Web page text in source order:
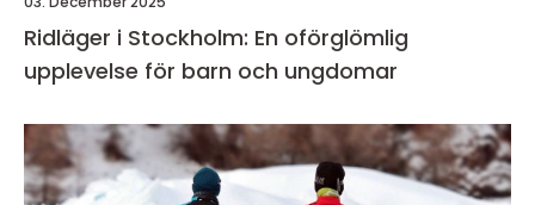
Ridläger i Stockholm: En oförglömlig
upplevelse för barn och ungdomar